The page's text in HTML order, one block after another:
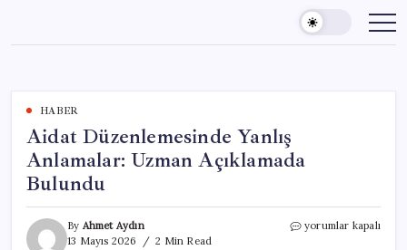
content
HABER
Aidat Düzenlemesinde Yanlış
Anlamalar: Uzman Açıklamada
Bulundu
By Ahmet Aydın
13 Mayıs 2026
2 Min Read
Aidat
yorumlar kapalı